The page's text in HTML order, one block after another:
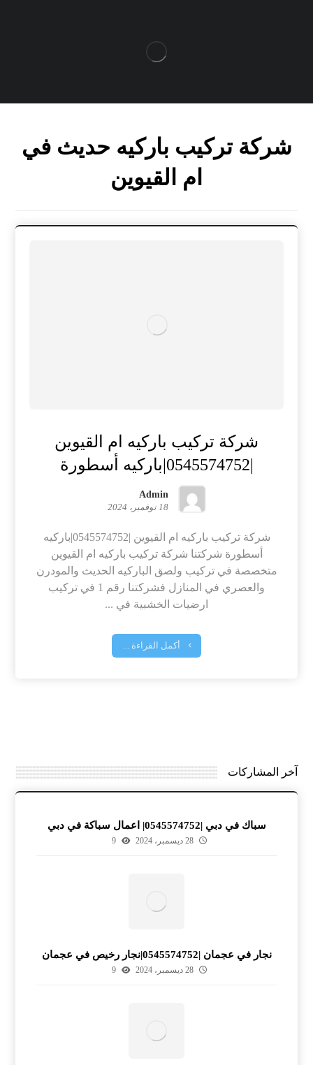
شركة تركيب باركيه حديث في
ام القيوين
شركة تركيب باركيه ام القيوين
|0545574752|باركيه أسطورة
Admin
18 نوفمبر، 2024
شركة تركيب باركيه ام القيوين |0545574752|باركيه
أسطورة شركتنا شركة تركيب باركيه ام القيوين
متخصصة في تركيب ولصق الباركيه الحديث والمودرن
والعصري في المنازل فشركتنا رقم 1 في تركيب
ارضيات الخشبية في ...
أكمل القراءة ...
آخر المشاركات
سباك في دبي |0545574752| اعمال سباكة في دبي
28 ديسمبر، 2024 9
نجار في عجمان |0545574752|نجار رخيص في عجمان
28 ديسمبر، 2024 9